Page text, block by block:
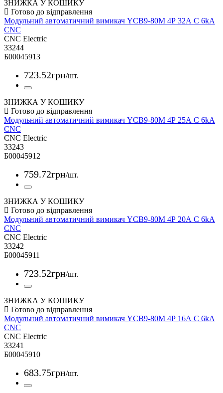
ЗНИЖКА У КОШИКУ
Модульний автоматичний вимикач YCB9-80M 4Р 32А С 6kА
CNC
CNC Electric
33244
Б00045913
723.52грн/шт.
ЗНИЖКА У КОШИКУ
Модульний автоматичний вимикач YCB9-80M 4Р 25А С 6kА
CNC
CNC Electric
33243
Б00045912
759.72грн/шт.
ЗНИЖКА У КОШИКУ
Модульний автоматичний вимикач YCB9-80M 4Р 20А С 6kА
CNC
CNC Electric
33242
Б00045911
723.52грн/шт.
ЗНИЖКА У КОШИКУ
Модульний автоматичний вимикач YCB9-80M 4Р 16А С 6kА
CNC
CNC Electric
33241
Б00045910
683.75грн/шт.